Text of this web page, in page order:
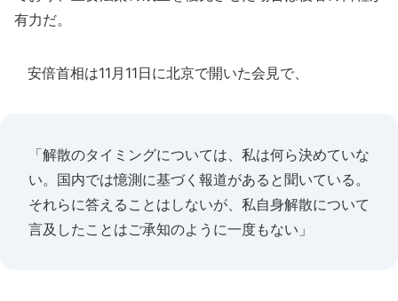
有力だ。
安倍首相は11月11日に北京で開いた会見で、
「解散のタイミングについては、私は何ら決めていな
い。国内では憶測に基づく報道があると聞いている。
それらに答えることはしないが、私自身解散について
言及したことはご承知のように一度もない」